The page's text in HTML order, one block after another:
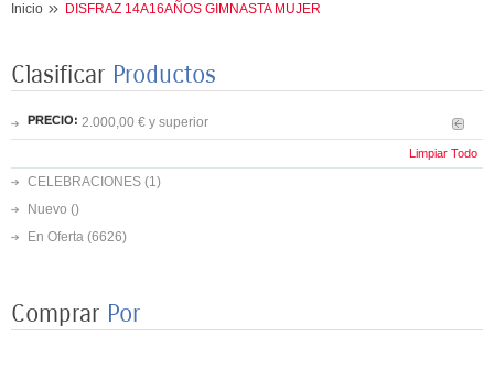
Inicio DISFRAZ 14A16AÑOS GIMNASTA MUJER
Clasificar Productos
PRECIO: 2.000,00 € y superior
Limpiar Todo
CELEBRACIONES (1)
Nuevo ()
En Oferta (6626)
Comprar Por
8 PLATOS MARIPOSAS COLORES 23CM